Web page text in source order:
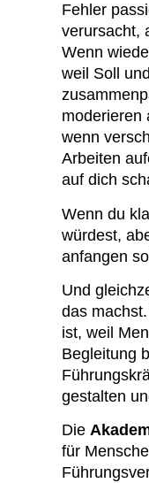
Fehler
verursacht,
Wenn
weil Soll
moderieren
wenn
Arbeiten
auf dich
Wenn du
würdest,
anfangen
Und
das
ist, weil
Begleitung
gestalten
Die
für